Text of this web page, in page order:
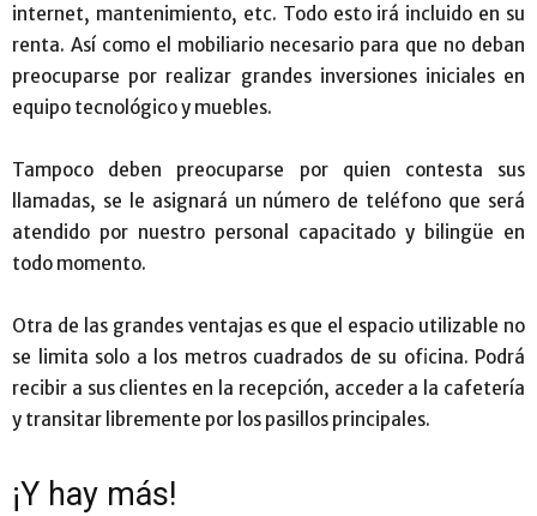
internet, mantenimiento, etc. Todo esto irá incluido en su
renta. Así como el mobiliario necesario para que no deban
preocuparse por realizar grandes inversiones iniciales en
equipo tecnológico y muebles.
Tampoco deben preocuparse por quien contesta sus
llamadas, se le asignará un número de teléfono que será
atendido por nuestro personal capacitado y bilingüe en
todo momento.
Otra de las grandes ventajas es que el espacio utilizable no
se limita solo a los metros cuadrados de su oficina. Podrá
recibir a sus clientes en la recepción, acceder a la cafetería
y transitar libremente por los pasillos principales.
¡Y hay más!